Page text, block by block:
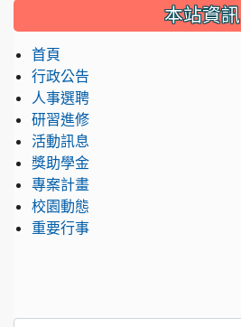
::: 本站資訊
首頁
行政公告
人事選聘
研習進修
活動訊息
獎助學金
專案計畫
校園動態
重要行事